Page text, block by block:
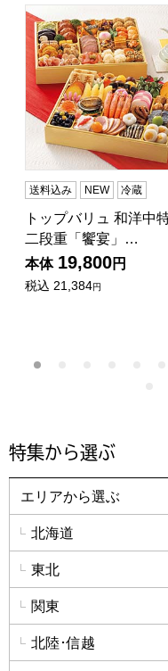
トップバリュ 和洋中
送料込み NEW 冷蔵
トップバリュ 和洋中
二段重「饗宴」…
本体 19,800円
税込 21,384円
特集から選ぶ
エリアから選ぶ
北海道
東北
関東
北陸･信越